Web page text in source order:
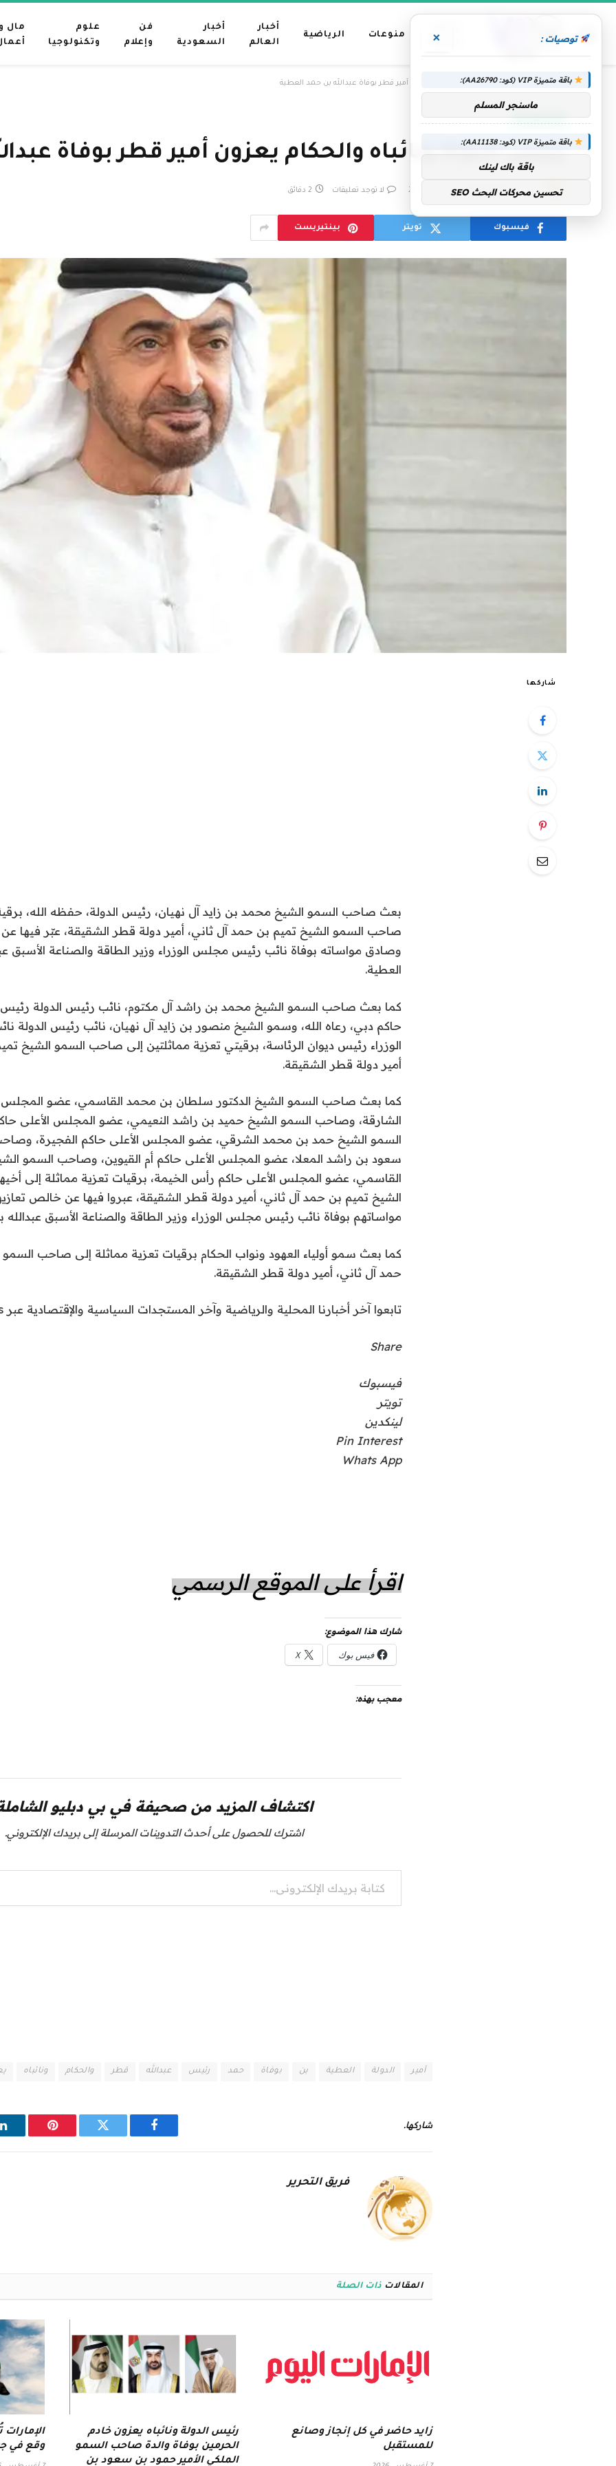
رئيسية
منوعات الرياضية
أخبار
العالم
أخبار
السعودية
فن
وإعلام
علوم
وتكنولوجيا
مال و
الرئيسية » رئيس الدولة ونائباه والحكام يعزون أمير قطر بوفاة عبدالله بن حمد العطية
الإمارات اليوم
رئيس الدولة ونائباه والحكام يعزون أمير قطر بوفاة
بواسطة فريق التحرير 31 مايو، 2026 لا توجد تعليقات 2 دقائق
فيسبوك تويتر بينتيريست
شاركها
بعث صاحب السمو الشيخ محمد بن زايد آل نهيان، رئيس الدولة، حفظه الله،
صاحب السمو الشيخ تميم بن حمد آل ثاني، أمير دولة قطر الشقيقة، عبّر فيها
وصادق مواساته بوفاة نائب رئيس مجلس الوزراء وزير الطاقة والصناعة الأسبق
العطية.
كما بعث صاحب السمو الشيخ محمد بن راشد آل مكتوم، نائب رئيس الدولة
حاكم دبي، رعاه الله، وسمو الشيخ منصور بن زايد آل نهيان، نائب رئيس
الوزراء رئيس ديوان الرئاسة، برقيتي تعزية مماثلتين إلى صاحب السمو الشيخ
أمير دولة قطر الشقيقة.
كما بعث صاحب السمو الشيخ الدكتور سلطان بن محمد القاسمي، عضو المجلس
الشارقة، وصاحب السمو الشيخ حميد بن راشد النعيمي، عضو المجلس الأعلى
السمو الشيخ حمد بن محمد الشرقي، عضو المجلس الأعلى حاكم الفجيرة،
سعود بن راشد المعلا، عضو المجلس الأعلى حاكم أم القيوين، وصاحب السمو
القاسمي، عضو المجلس الأعلى حاكم رأس الخيمة، برقيات تعزية مماثلة إلى
الشيخ تميم بن حمد آل ثاني، أمير دولة قطر الشقيقة، عبروا فيها عن خالص
مواساتهم بوفاة نائب رئيس مجلس الوزراء وزير الطاقة والصناعة الأسبق
كما بعث سمو أولياء العهود ونواب الحكام برقيات تعزية مماثلة إلى صاحب
حمد آل ثاني، أمير دولة قطر الشقيقة.
تابعوا آخر أخبارنا المحلية والرياضية وآخر المستجدات السياسية والإقتصادية عبر Google news
Share
فيسبوك
تويتر
لينكدين
Pin Interest
Whats App
اقرأ على الموقع الرسمي
شارك هذا الموضوع:
فيس بوك X
معجب بهذه:
اكتشاف المزيد من صحيفة في بي دبليو
اشترك للحصول على أحدث التدوينات المرسلة إلى بريدك الإلكتروني.
كتابة بريدك الإلكتروني...
أمير الدولة العطية بن بوفاة حمد رئيس عبدالله قطر والحكام ونائباه
شاركها.
فيسبوك تويتر بينتيريست
فريق التحرير
المقالات ذات الصلة
زايد حاضر في كل إنجاز وصانع
للمستقبل
رئيس الدولة ونائباه يعزون خادم
الحرمين بوفاة والدة صاحب السمو
الملكي الأمير حمود بن سعود بن
الإمارات
وقع في
توصيات : ×
باقة متميزة VIP (كود: AA26790):
ماسنجر المسلم
باقة متميزة VIP (كود: AA11138):
باقة باك لينك
تحسين محركات البحث SEO